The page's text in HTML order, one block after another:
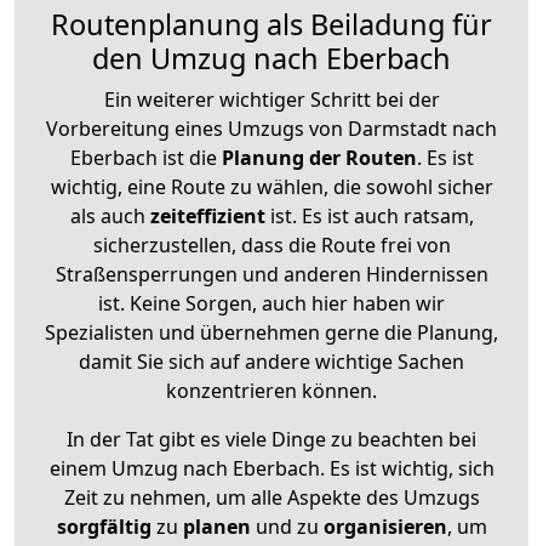
Routenplanung als Beiladung für
den Umzug nach Eberbach
Ein weiterer wichtiger Schritt bei der
Vorbereitung eines Umzugs von Darmstadt nach
Eberbach ist diePlanung der Routen. Es ist
wichtig, eine Route zu wählen, die sowohl sicher
als auch zeiteffizientist. Es ist auch ratsam,
sicherzustellen, dass die Route frei von
Straßensperrungen und anderen Hindernissen
ist. Keine Sorgen, auch hier haben wir
Spezialisten und übernehmen gerne die Planung,
damit Sie sich auf andere wichtige Sachen
konzentrieren können.
In der Tat gibt es viele Dinge zu beachten bei
einem Umzug nach Eberbach. Es ist wichtig, sich
Zeit zu nehmen, um alle Aspekte des Umzugs
sorgfältig zu planen und zu organisieren, um